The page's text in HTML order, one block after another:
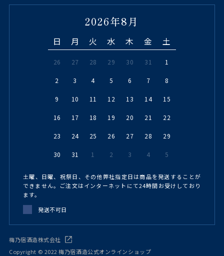
2026年8月
日 月 火 水 木 金 土
26 27 28 29 30 31 1
2 3 4 5 6 7 8
9 10 11 12 13 14 15
16 17 18 19 20 21 22
23 24 25 26 27 28 29
30 31 1 2 3 4 5
土曜、日曜、祝祭日、その他弊社指定日は商品を発送することが
できません。ご注文はインターネットにて24時間お受けしており
ます。
発送不可日
梅乃宿酒造株式会社
Copyright © 2022 梅乃宿酒造公式オンラインショップ